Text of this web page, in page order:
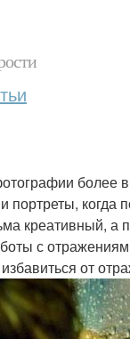
когда
креативный, а
с
от